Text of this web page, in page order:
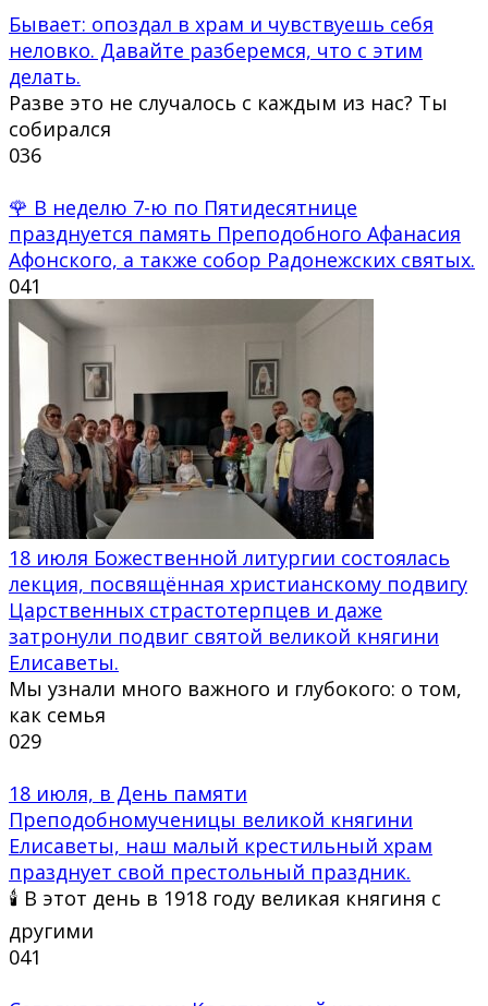
Бывает: опоздал в храм и чувствуешь себя
неловко. Давайте разберемся, что с этим
делать.
Разве это не случалось с каждым из нас? Ты
собирался
036
🌹 В неделю 7-ю по Пятидесятнице
празднуется память Преподобного Афанасия
Афонского, а также собор Радонежских святых.
041
18 июля Божественной литургии состоялась
лекция, посвящённая христианскому подвигу
Царственных страстотерпцев и даже
затронули подвиг святой великой княгини
Елисаветы.
Мы узнали много важного и глубокого: о том,
как семья
029
18 июля, в День памяти
Преподобномученицы великой княгини
Елисаветы, наш малый крестильный храм
празднует свой престольный праздник.
🕯 В этот день в 1918 году великая княгиня с
другими
041